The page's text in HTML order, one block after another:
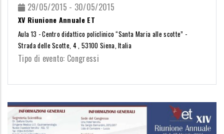
29/05/2015 - 30/05/2015
XV Riunione Annuale ET
Aula 13 - Centro didattico policlinico “Santa Maria alle scotte” -
Strada delle Scotte, 4 , 53100 Siena, Italia
Tipo di evento: Congressi